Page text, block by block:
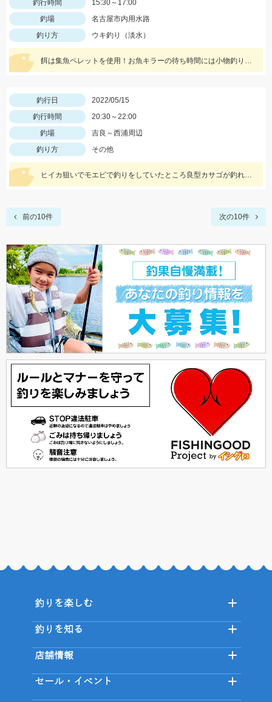
釣行時間
15:30～17:00
釣場
名古屋市内用水路
釣り方
ウキ釣り（淡水）
餌は集魚ペレットを使用！お魚キラーの待ち時間には小物釣りをして楽しみましょう！
釣行日
2022/05/15
釣行時間
20:30～22:00
釣場
吉良～西浦周辺
釣り方
その他
ヒイカ狙いでモエビで釣りをしていたところ良型カサゴが釣れました！
前の10件 次の10件
釣りを楽しむ
釣りを知る
店舗情報
セール・イベント